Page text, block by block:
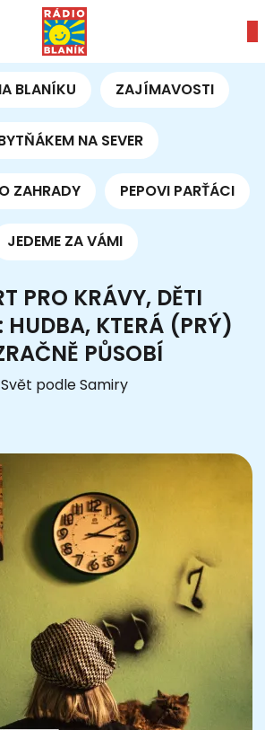
BLANÍKU ZAJÍMAVOSTI
NA SEVER
ZAHRADY PEPOVI PARŤÁCI
JEDEME ZA VÁMI
PRO KRÁVY, DĚTI
HUDBA, KTERÁ (PRÝ)
PŮSOBÍ
Svět podle Samiry